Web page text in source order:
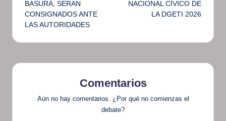
BASURA, SERAN
CONSIGNADOS ANTE
LAS AUTORIDADES
NACIONAL CÍVICO DE
LA DGETI 2026
Comentarios
Aún no hay comentarios. ¿Por qué no comienzas el
debate?